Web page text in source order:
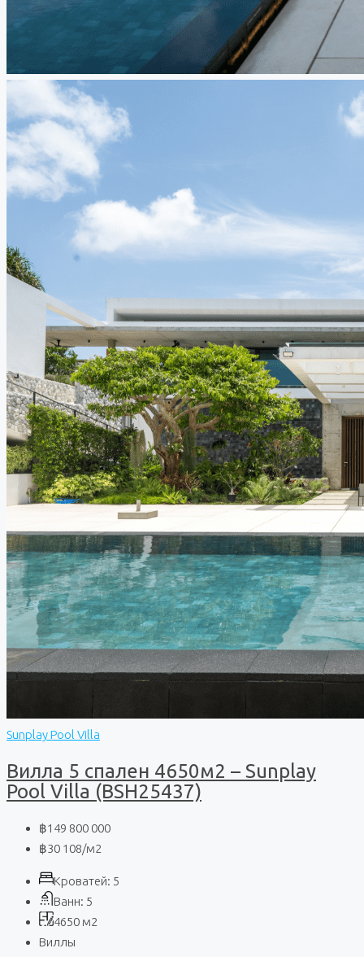
Sunplay Pool Villa
Вилла 5 спален 4650м2 – Sunplay
Pool Villa (BSH25437)
฿149 800 000
฿30 108/м2
Кроватей: 5
Ванн: 5
4650 м2
Виллы